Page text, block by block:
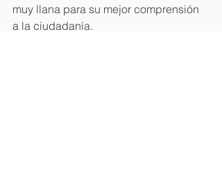
muy llana para su mejor comprensión
a la ciudadanía.